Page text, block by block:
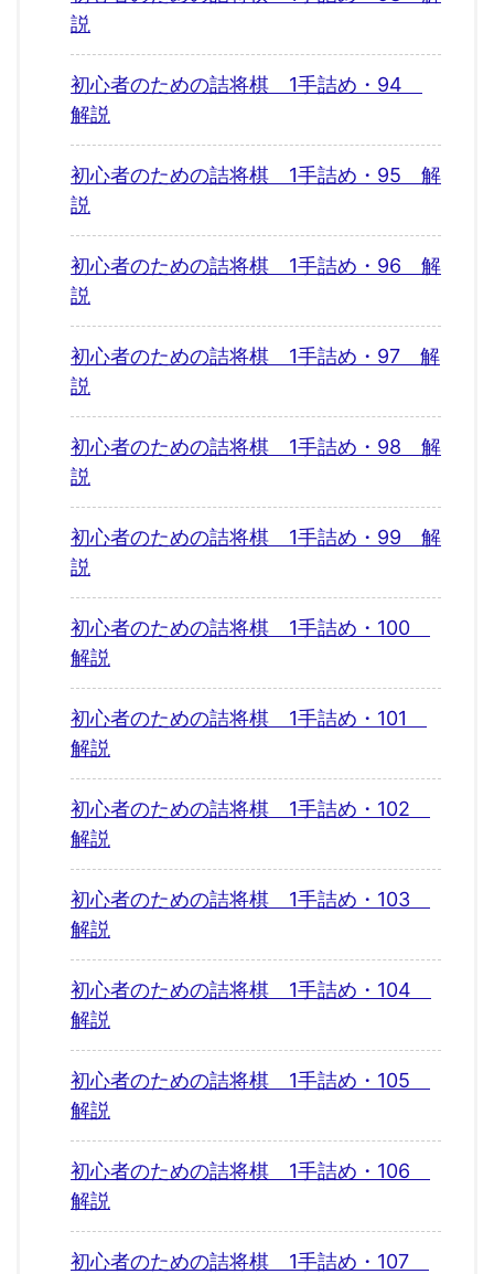
説
初心者のための詰将棋 1手詰め・94
解説
初心者のための詰将棋 1手詰め・95 解
説
初心者のための詰将棋 1手詰め・96 解
説
初心者のための詰将棋 1手詰め・97 解
説
初心者のための詰将棋 1手詰め・98 解
説
初心者のための詰将棋 1手詰め・99 解
説
初心者のための詰将棋 1手詰め・100
解説
初心者のための詰将棋 1手詰め・101
解説
初心者のための詰将棋 1手詰め・102
解説
初心者のための詰将棋 1手詰め・103
解説
初心者のための詰将棋 1手詰め・104
解説
初心者のための詰将棋 1手詰め・105
解説
初心者のための詰将棋 1手詰め・106
解説
初心者のための詰将棋 1手詰め・107